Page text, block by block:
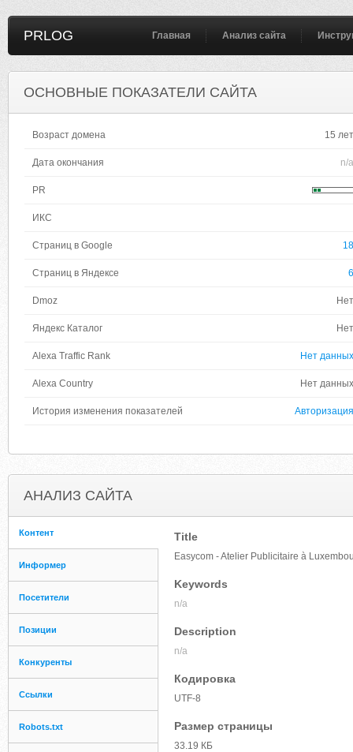
PRLOG Главная Анализ сайта
ОСНОВНЫЕ ПОКАЗАТЕЛИ САЙТА
Возраст домена 15 лет
Дата окончания n/a
PR
ИКС
Страниц в Google 18
Страниц в Яндексе 6
Dmoz Нет
Яндекс Каталог Нет
Alexa Traffic Rank Нет данных
Alexa Country Нет данных
История изменения показателей Авторизация
АНАЛИЗ САЙТА
Контент
Информер
Посетители
Позиции
Конкуренты
Ссылки
Robots.txt
Title
Easycom - Atelier Publicitaire à
Keywords
n/a
Description
n/a
Кодировка
UTF-8
Размер страницы
33.19 КБ